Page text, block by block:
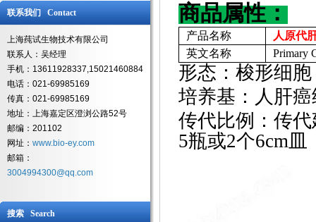
联系我们 Contact
上海莼试生物技术有限公司
联系人：吴经理
手机：13611928337,15021460884
电话：021-69985169
传真：021-69985169
地址：上海嘉定区澄浏公路52号
邮编：201102
网址： www.bio-ey.com
邮箱：
3004994300@qq.com
搜索 Search
商品属性：
产品名称
人原代
英文名称
Primary
形态：梭形细胞
培养基：人肝
传代比例：传
5瓶或2个6cm皿